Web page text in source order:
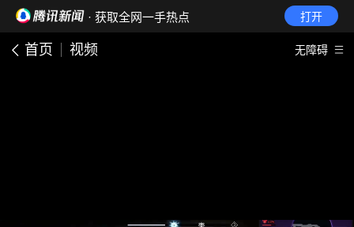
· 获取全网一手热点 打开
首页 视频 无障碍